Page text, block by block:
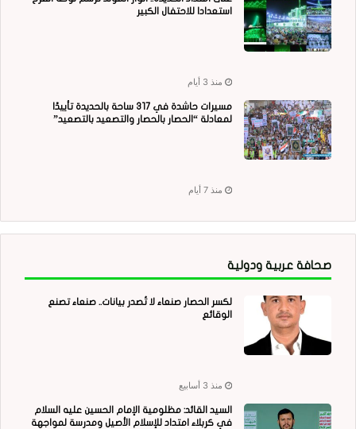
استعدادا للاحتفال الكبير
منذ 3 أيام
مسيرات حاشدة في 317 ساحة بالحديدة تأييدًا
لمعادلة “الحصار بالحصار والتصعيد بالتصعيد”
منذ 7 أيام
صحافة عربية ودولية
لكسر الحصار صنعاء لا تُصدر بيانات.. صنعاء تصنع
الوقائع
منذ 3 أسابيع
السيد القائد: مظلومية الإمام الحسين عليه السلام
في كربلاء امتداد للإسلام الأصيل ومدرسة لمواجهة